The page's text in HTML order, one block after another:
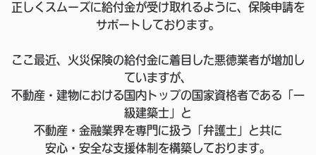
正しくスムーズに給付金が受け取れるように、保険申請を
サポートしております。
ここ最近、火災保険の給付金に着目した悪徳業者が増加し
ていますが、
不動産・建物における国内トップの国家資格者である「一
級建築士」と
不動産・金融業界を専門に扱う「弁護士」と共に
安心・安全な支援体制を構築しております。